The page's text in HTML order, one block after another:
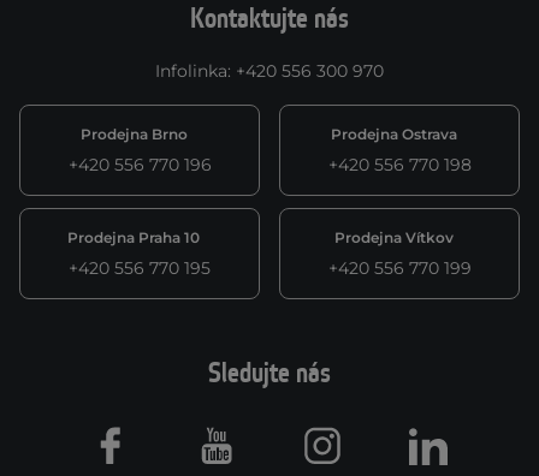
Kontaktujte nás
Infolinka: +420 556 300 970
Prodejna Brno
+420 556 770 196
Prodejna Ostrava
+420 556 770 198
Prodejna Praha 10
+420 556 770 195
Prodejna Vítkov
+420 556 770 199
Sledujte nás
Facebook Youtube Instagram LinkedIn